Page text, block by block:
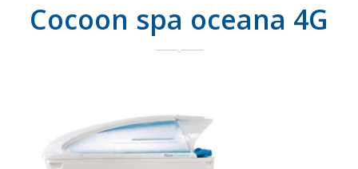
Cocoon spa oceana 4G